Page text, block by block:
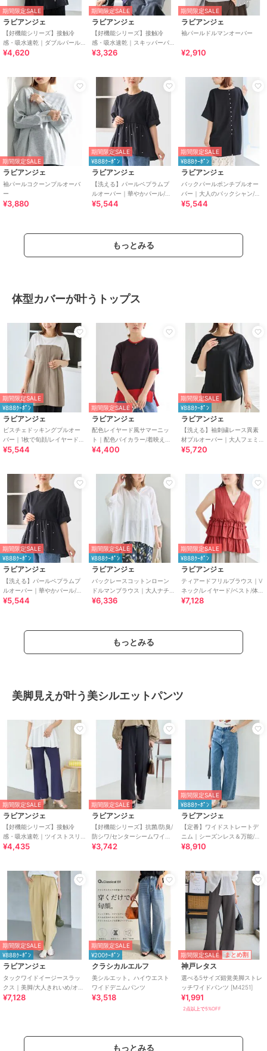
期間限定SALE
ラビアンジェ
【好機能シリーズ】接触冷
感・吸水速乾｜ダブルパール
釦タックベスト
¥4,620
期間限定SALE
ラビアンジェ
【好機能シリーズ】接触冷
感・吸水速乾｜スキッパーパ
ールプルオーバー
¥3,326
期間限定SALE
ラビアンジェ
袖パールドルマンオーバー
¥2,910
期間限定SALE
ラビアンジェ
袖パールコクーンプルオーバ
ー
¥3,880
期間限定SALE
¥888ｸｰﾎﾟﾝ
ラビアンジェ
【洗える】パールペプラムプ
ルオーバー｜華やかパール/大
人フェミニン/異素材ドッキン
¥5,544
期間限定SALE
¥888ｸｰﾎﾟﾝ
ラビアンジェ
バックパールポンチプルオー
バー｜大人のバックシャン/ラ
ウンドヘム/上品見え/楽ちんキ
¥5,544
もっとみる
体型カバーが叶うトップス
期間限定SALE
¥888ｸｰﾎﾟﾝ
ラビアンジェ
ビスチェドッキングプルオー
バー｜1枚で旬顔/レイヤード
風/着映えデザイン/異素材切替/
¥5,544
期間限定SALE
ラビアンジェ
配色レイヤード風サマーニッ
ト｜配色バイカラー/着映えト
ップス/サラサラ快適/体型カバ
¥4,400
期間限定SALE
¥888ｸｰﾎﾟﾝ
ラビアンジェ
【洗える】袖刺繍レース異素
材プルオーバー｜大人フェミ
ニン/きれいめ/ボリューム袖/体
¥5,720
期間限定SALE
¥888ｸｰﾎﾟﾝ
ラビアンジェ
【洗える】パールペプラムプ
ルオーバー｜華やかパール/大
人フェミニン/異素材ドッキン
¥5,544
期間限定SALE
¥888ｸｰﾎﾟﾝ
ラビアンジェ
バックレースコットンローン
ドルマンブラウス｜大人ナチ
ュラル/後ろ姿映え/ドルマンス
¥6,336
期間限定SALE
¥888ｸｰﾎﾟﾝ
ラビアンジェ
ティアードフリルブラウス｜V
ネック/レイヤード/ベスト/体型
カバー
¥7,128
もっとみる
美脚見えが叶う美シルエットパンツ
期間限定SALE
ラビアンジェ
【好機能シリーズ】接触冷
感・吸水速乾｜ツイストスリ
ット美脚パンツ
¥4,435
期間限定SALE
ラビアンジェ
【好機能シリーズ】抗菌/防臭/
防シワ/センターシームワイド
パンツ｜美脚×高機能/セット
¥3,742
期間限定SALE
¥888ｸｰﾎﾟﾝ
ラビアンジェ
【定番】ワイドストレートデ
ニム｜シーズンレス＆万能/美
脚/脚長/ハイウエスト/ワイドデ
¥8,910
期間限定SALE
¥888ｸｰﾎﾟﾝ
ラビアンジェ
タックワイドイージースラッ
クス｜美脚/大人きれいめ/オフ
ィスカジュアル/センタープレ
¥7,128
期間限定SALE
¥200ｸｰﾎﾟﾝ
クラシカルエルフ
美シルエット。ハイウエスト
ワイドデニムパンツ
¥3,518
期間限定SALE まとめ割
神戸レタス
選べる5サイズ錯覚美脚ストレ
ッチワイドパンツ [M4251]
¥1,991
2点以上で5%OFF
もっとみる